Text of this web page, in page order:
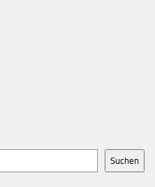
Suchen